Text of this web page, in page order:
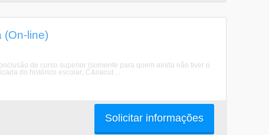
(On-line)
de curso superior (somente para quem ainda não tiver o
do histórico escolar; C&oacut ...
Solicitar informações